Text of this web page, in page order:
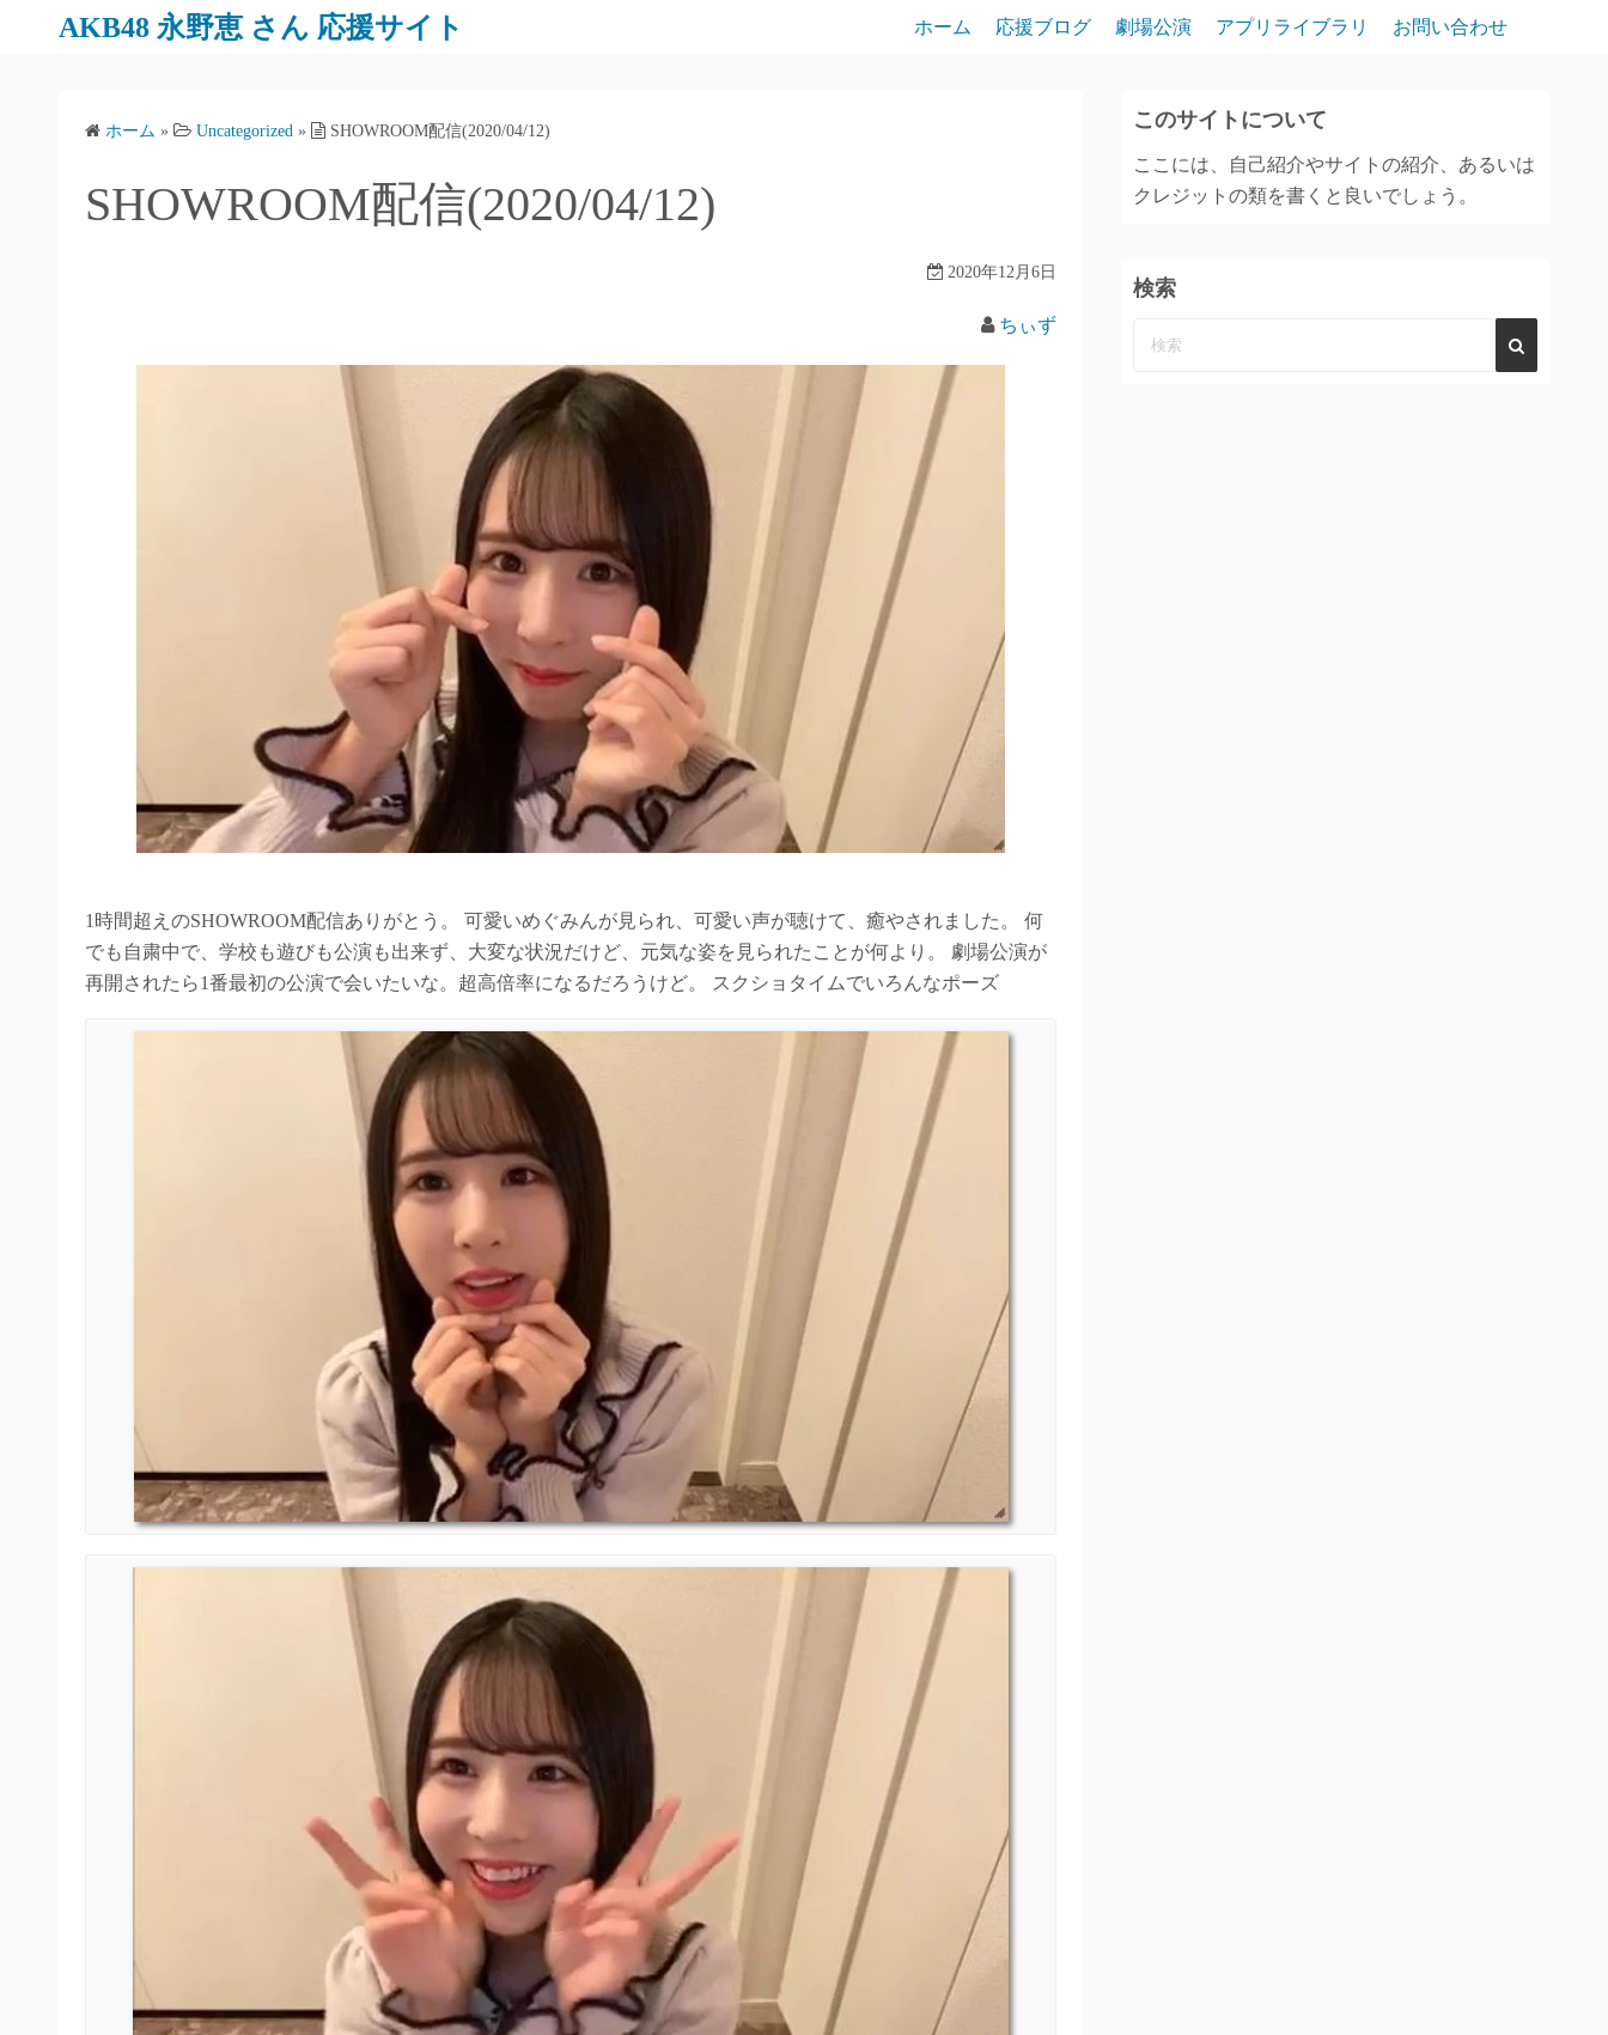
AKB48 永野恵 さん 応援サイト ホーム 応援ブログ 劇場公演 アプリライブラリ お問い合わせ
ホーム » Uncategorized » SHOWROOM配信(2020/04/12)
SHOWROOM配信(2020/04/12)
2020年12月6日
ちぃず
1時間超えのSHOWROOM配信ありがとう。 可愛いめぐみんが見られ、可愛い声が聴けて、癒やされました。 何
でも自粛中で、学校も遊びも公演も出来ず、大変な状況だけど、元気な姿を見られたことが何より。 劇場公演が
再開されたら1番最初の公演で会いたいな。超高倍率になるだろうけど。 スクショタイムでいろんなポーズ
このサイトについて
ここには、自己紹介やサイトの紹介、あるいは
クレジットの類を書くと良いでしょう。
検索